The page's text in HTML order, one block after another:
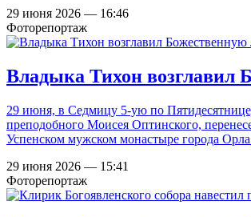
29 июня 2026 — 16:46
Фоторепортаж
Владыка Тихон возглавил
29 июня, в Седмицу 5-ую по
преподобного Моисея Оптинского,
Успенском мужском монастыре города
29 июня 2026 — 15:41
Фоторепортаж